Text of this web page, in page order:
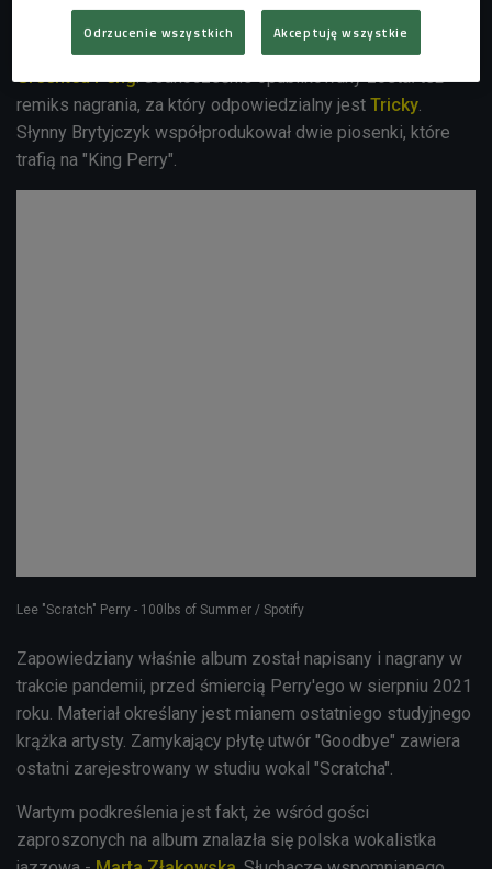
właśnie trafił do sieci. Wokalnie udzieliła się na nim
Greentea Peng. Jednocześnie opublikowany został też
remiks nagrania, za który odpowiedzialny jest Tricky.
Słynny Brytyjczyk współprodukował dwie piosenki, które
trafią na "King Perry".
Lee "Scratch" Perry - 100lbs of Summer / Spotify
Zapowiedziany właśnie album został napisany i nagrany w
trakcie pandemii, przed śmiercią Perry'ego w sierpniu 2021
roku. Materiał określany jest mianem ostatniego studyjnego
krążka artysty. Zamykający płytę utwór "Goodbye" zawiera
ostatni zarejestrowany w studiu wokal "Scratcha".
Wartym podkreślenia jest fakt, że wśród gości
zaproszonych na album znalazła się polska wokalistka
Odrzucenie wszystkich Akceptuję wszystkie